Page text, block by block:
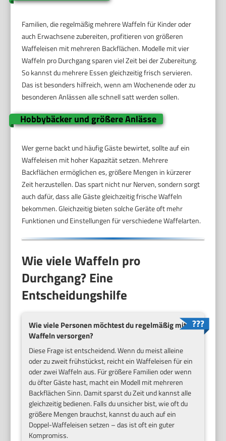
Familien, die regelmäßig mehrere Waffeln für Kinder oder
auch Erwachsene zubereiten, profitieren von größeren
Waffeleisen mit mehreren Backflächen. Modelle mit vier
Waffeln pro Durchgang sparen viel Zeit bei der Zubereitung.
So kannst du mehrere Essen gleichzeitig frisch servieren.
Das ist besonders hilfreich, wenn am Wochenende oder zu
besonderen Anlässen alle schnell satt werden sollen.
Hobbybäcker und größere Anlässe
Wer gerne backt und häufig Gäste bewirtet, sollte auf ein
Waffeleisen mit hoher Kapazität setzen. Mehrere
Backflächen ermöglichen es, größere Mengen in kürzerer
Zeit herzustellen. Das spart nicht nur Nerven, sondern sorgt
auch dafür, dass alle Gäste gleichzeitig frische Waffeln
bekommen. Gleichzeitig bieten solche Geräte oft mehr
Funktionen und Einstellungen für verschiedene Waffelarten.
Wie viele Waffeln pro
Durchgang? Eine
Entscheidungshilfe
Wie viele Personen möchtest du regelmäßig mit
Waffeln versorgen?
Diese Frage ist entscheidend. Wenn du meist alleine
oder zu zweit frühstückst, reicht ein Waffeleisen für ein
oder zwei Waffeln aus. Für größere Familien oder wenn
du öfter Gäste hast, macht ein Modell mit mehreren
Backflächen Sinn. Damit sparst du Zeit und kannst alle
gleichzeitig bedienen. Falls du unsicher bist, wie oft du
größere Mengen brauchst, kannst du auch auf ein
Doppel-Waffeleisen setzen – das ist oft ein guter
Kompromiss.